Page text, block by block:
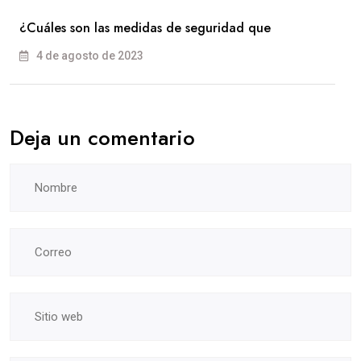
¿Cuáles son las medidas de seguridad que
4 de agosto de 2023
Deja un comentario